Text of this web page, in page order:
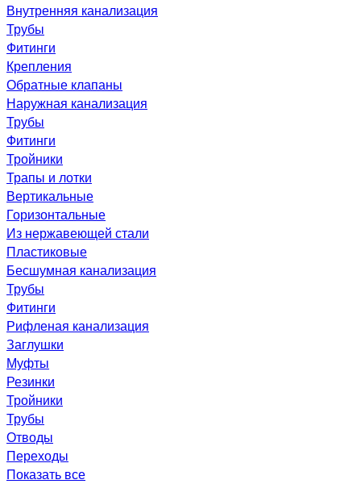
Внутренняя канализация
Трубы
Фитинги
Крепления
Обратные клапаны
Наружная канализация
Трубы
Фитинги
Тройники
Трапы и лотки
Вертикальные
Горизонтальные
Из нержавеющей стали
Пластиковые
Бесшумная канализация
Трубы
Фитинги
Рифленая канализация
Заглушки
Муфты
Резинки
Тройники
Трубы
Отводы
Переходы
Показать все